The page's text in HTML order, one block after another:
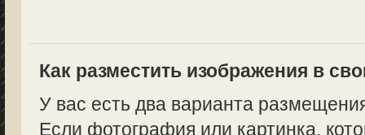
Как разместить изображения в
У вас есть два варианта
Если фотография или картинка,